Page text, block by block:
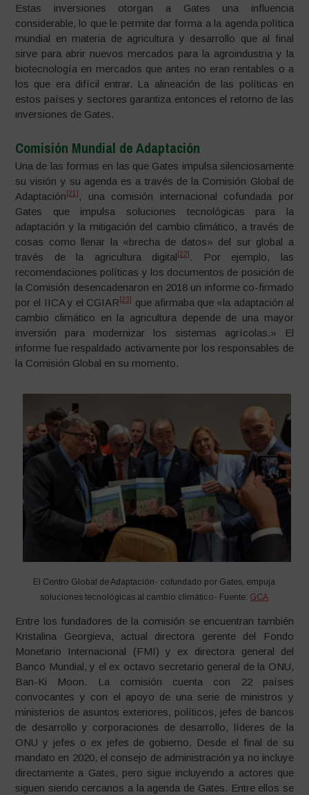
Estas inversiones otorgan a Gates una influencia
considerable, lo que le permite dar forma a la agenda política
mundial en materia de agricultura y desarrollo que al final
sirve para abrir nuevos mercados para la agroindustria y la
biotecnología en mercados que antes no eran rentables o a
los que era difícil entrar. La alineación de las políticas en
estos países y sectores garantiza entonces el retorno de las
inversiones de Gates.
Comisión Mundial de Adaptación
Una de las formas en las que Gates impulsa silenciosamente
su visión y su agenda es a través de la Comisión Global de
Adaptación [21] , una comisión internacional cofundada por
Gates que impulsa soluciones tecnológicas para la
adaptación y la mitigación del cambio climático, a través de
cosas como llenar la «brecha de datos» del sur global a
través de la agricultura digital [22] . Por ejemplo, las
recomendaciones políticas y los documentos de posición de
la Comisión desencadenaron en 2018 un informe co-firmado
por el IICA y el CGIAR [23]
que afirmaba que «la adaptación al
cambio climático en la agricultura depende de una mayor
inversión para modernizar los sistemas agrícolas.» El
informe fue respaldado activamente por los responsables de
la Comisión Global en su momento.
El Centro Global de Adaptación- cofundado por Gates, empuja
soluciones tecnológicas al cambio climático- Fuente: GCA
Entre los fundadores de la comisión se encuentran también
Kristalina Georgieva, actual directora gerente del Fondo
Monetario Internacional (FMI) y ex directora general del
Banco Mundial, y el ex octavo secretario general de la ONU,
Ban-Ki Moon. La comisión cuenta con 22 países
convocantes y con el apoyo de una serie de ministros y
ministerios de asuntos exteriores, políticos, jefes de bancos
de desarrollo y corporaciones de desarrollo, líderes de la
ONU y jefes o ex jefes de gobierno. Desde el final de su
mandato en 2020, el consejo de administración ya no incluye
directamente a Gates, pero sigue incluyendo a actores que
siguen siendo cercanos a la agenda de Gates. Entre ellos se